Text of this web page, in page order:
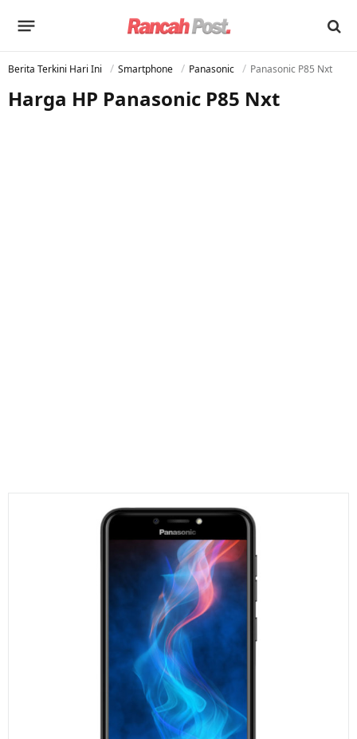
Berita Terkini Hari Ini Smartphone Panasonic Panasonic P85 Nxt
Harga HP Panasonic P85 Nxt